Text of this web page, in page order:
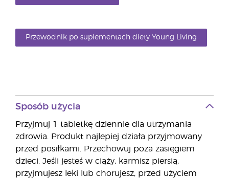
Przewodnik po suplementach diety Young Living
Sposób użycia
Przyjmuj 1 tabletkę dziennie dla utrzymania
zdrowia. Produkt najlepiej działa przyjmowany
przed posiłkami. Przechowuj poza zasięgiem
dzieci. Jeśli jesteś w ciąży, karmisz piersią,
przyjmujesz leki lub chorujesz, przed użyciem